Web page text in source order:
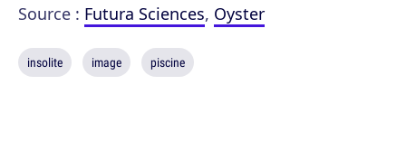
Source : Futura Sciences, Oyster
insolite image piscine